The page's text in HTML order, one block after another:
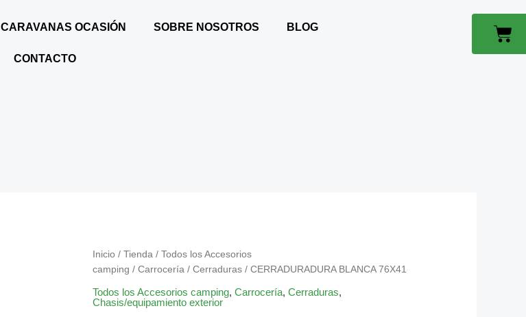
CARAVANAS OCASIÓN SOBRE NOSOTROS BLOG
CONTACTO
Inicio / Tienda / Todos los Accesorios
camping / Carrocería / Cerraduras / CERRADURADURA BLANCA 76X41
Todos los Accesorios camping, Carrocería, Cerraduras,
Chasis/equipamiento exterior
CERRADURADURA
BLANCA
CANTIDAD